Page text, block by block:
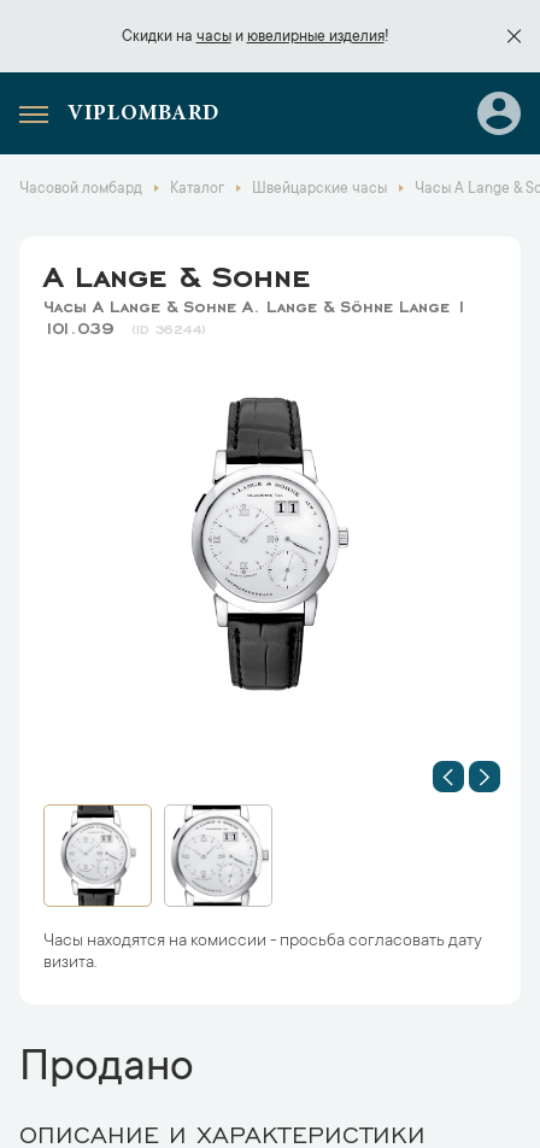
Скидки на часыи ювелирные изделия!
Скидки начасы
VIPLOMBARD
Часовой ломбард Каталог Швейцарские часы Часы A Lange &
A Lange & Sohne
Часы A Lange & Sohne A. Lange & Söhne Lange 1
101.039
36244
Часы находятся на комиссии - просьба согласовать дату
визита.
Продано
ОПИСАНИЕ И ХАРАКТЕРИСТИКИ